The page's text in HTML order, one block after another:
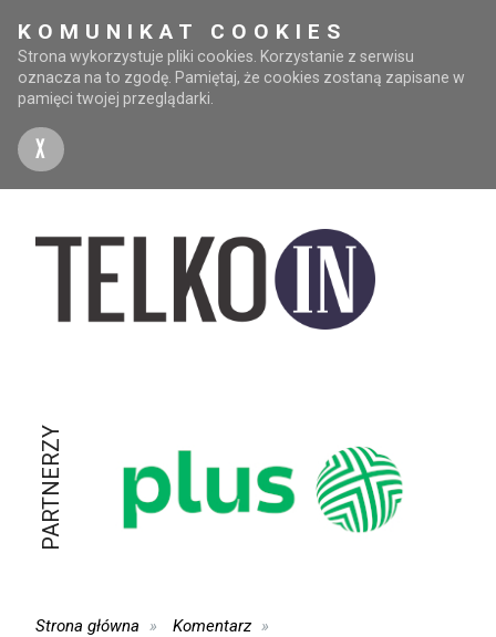
KOMUNIKAT COOKIES
Strona wykorzystuje pliki cookies. Korzystanie z serwisu
oznacza na to zgodę. Pamiętaj, że cookies zostaną zapisane w
pamięci twojej przeglądarki.
X
PARTNERZY
Strona główna
Komentarz